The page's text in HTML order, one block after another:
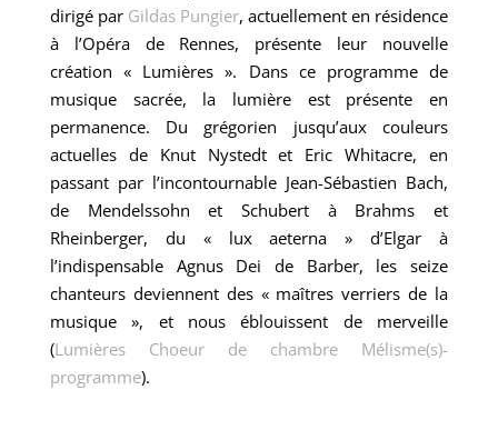
dirigé par Gildas Pungier, actuellement en résidence
à l’Opéra de Rennes, présente leur nouvelle
création « Lumières ». Dans ce programme de
musique sacrée, la lumière est présente en
permanence. Du grégorien jusqu’aux couleurs
actuelles de Knut Nystedt et Eric Whitacre, en
passant par l’incontournable Jean-Sébastien Bach,
de Mendelssohn et Schubert à Brahms et
Rheinberger, du « lux aeterna » d’Elgar à
l’indispensable Agnus Dei de Barber, les seize
chanteurs deviennent des « maîtres verriers de la
musique », et nous éblouissent de merveille
(Lumières Choeur de chambre Mélisme(s)-
programme).